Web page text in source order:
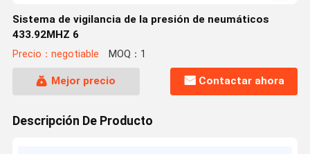
Sistema de vigilancia de la presión de neumáticos
433.92MHZ 6
Precio：negotiable MOQ：1
Mejor precio Contactar ahora
Descripción De Producto